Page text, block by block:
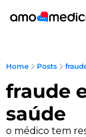
Home Posts
fraude
saúde
o médico tem